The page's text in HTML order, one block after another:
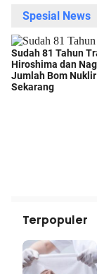
Terpopuler